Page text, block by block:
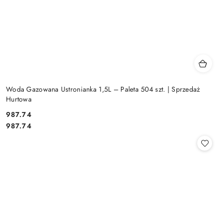
Woda Gazowana Ustronianka 1,5L – Paleta 504 szt. | Sprzedaż
Hurtowa
Cena:
987.74
Cena:
987.74